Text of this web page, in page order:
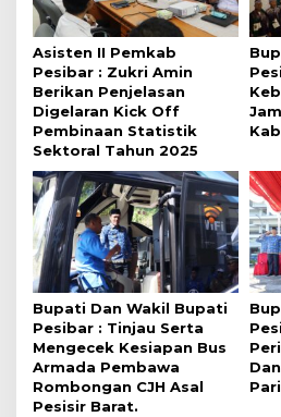
Asisten II Pemkab
Pesibar : Zukri Amin
Berikan Penjelasan
Digelaran Kick Off
Pembinaan Statistik
Sektoral Tahun 2025
Bupati Dan Wakil Bupati
Pesibar : Tinjau Serta
Mengecek Kesiapan Bus
Armada Pembawa
Rombongan CJH Asal
Pesisir Barat.